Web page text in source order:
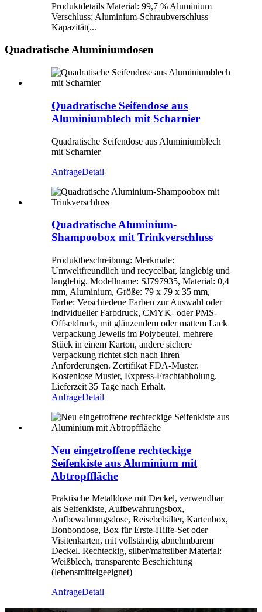
Produktdetails Material: 99,7 % Aluminium
Verschluss: Aluminium-Schraubverschluss
Kapazität(...
Quadratische Aluminiumdosen
Quadratische Seifendose aus
Aluminiumblech mit Scharnier
Quadratische Seifendose aus Aluminiumblech
mit Scharnier
AnfrageDetail
Quadratische Aluminium-
Shampoobox mit Trinkverschluss
Produktbeschreibung: Merkmale:
Umweltfreundlich und recycelbar, langlebig und
langlebig. Modellname: SJ797935, Material: 0,4
mm, Aluminium, Größe: 79 x 79 x 35 mm,
Farbe: Verschiedene Farben zur Auswahl oder
individueller Farbdruck, CMYK- oder PMS-
Offsetdruck, mit glänzendem oder mattem Lack
Verpackung Jeweils im Polybeutel, mehrere
Stück in einem Karton, andere sichere
Verpackung richtet sich nach Ihren
Anforderungen. Zertifikat FDA-Muster.
Kostenlose Muster, Express-Frachtabholung.
Lieferzeit 35 Tage nach Erhalt.
AnfrageDetail
Neu eingetroffene rechteckige
Seifenkiste aus Aluminium mit
Abtropffläche
Praktische Metalldose mit Deckel, verwendbar
als Seifenkiste, Aufbewahrungsbox,
Aufbewahrungsdose, Reisebehälter, Kartenbox,
Bonbondose, Box für Erste-Hilfe-Set oder
Visitenkarten, mit vollständig abnehmbarem
Deckel. Rechteckig, silber/mattsilber Material:
Weißblech, transparente Beschichtung
(lebensmittelgeeignet)
AnfrageDetail